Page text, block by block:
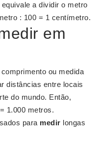
a dividir o metro
: 100 = 1 centímetro.
em
ou medida
distâncias entre locais
do mundo. Então,
1.000 metros.
para medir longas